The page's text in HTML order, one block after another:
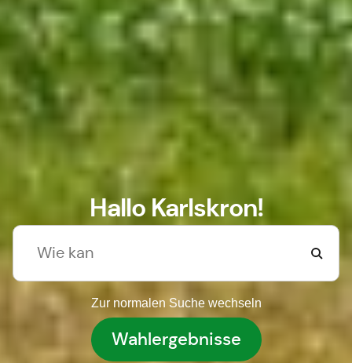
Hallo Karlskron!
Zur normalen Suche wechseln
Wahlergebnisse